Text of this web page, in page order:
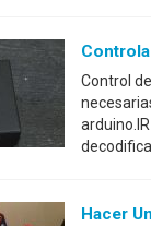
Control
Hacer